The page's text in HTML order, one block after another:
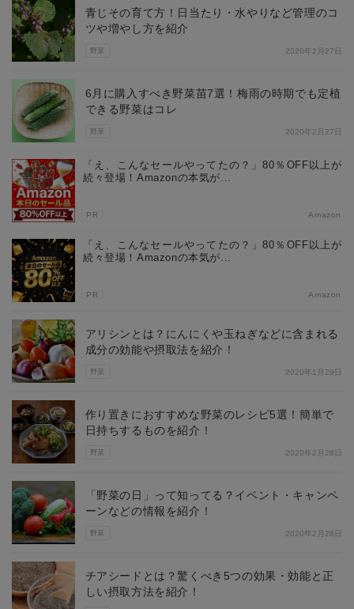
野菜
青じその育て方！日当たり・水やりなど管理のコ
ツや増やし方を紹介
2020年2月27日
野菜
6月に購入すべき野菜苗7選！梅雨の時期でも定植
できる野菜はコレ
2020年2月27日
「え、こんなセールやってたの？」80％OFF以上が
続々登場！Amazonの本気が...
PR Amazon
「え、こんなセールやってたの？」80％OFF以上が
続々登場！Amazonの本気が...
PR Amazon
野菜
アリシンとは？にんにくや玉ねぎなどに含まれる
成分の効能や摂取法を紹介！
2020年1月29日
野菜
作り置きにおすすめな野菜のレシピ5選！簡単で
日持ちするものを紹介！
2020年2月28日
野菜
「野菜の日」って知ってる？イベント・キャンペ
ーンなどの情報を紹介！
2020年2月28日
チアシードとは？驚くべき5つの効果・効能と正
しい摂取方法を紹介！